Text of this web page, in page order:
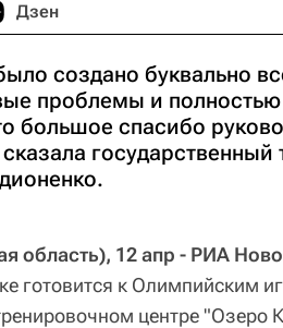
Дзен
создано буквально
проблемы и
большое спасибо
государственный
область), 12 апр - РИА
готовится к Олимпийским
центре "Озеро